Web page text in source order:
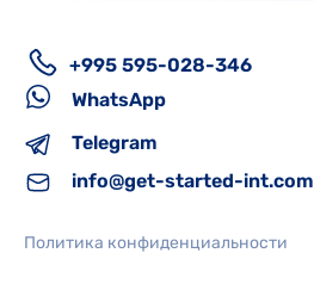
+995 595-028-346
WhatsApp
Telegram
info@get-started-int.com
Политика конфиденциальности